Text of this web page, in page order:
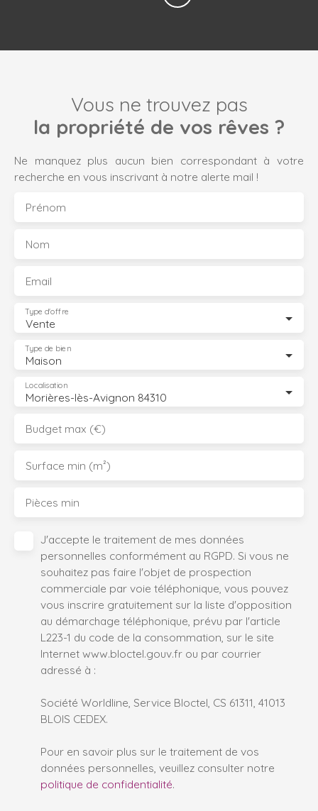
Vous ne trouvez pas
la propriété de vos rêves ?
Ne manquez plus aucun bien correspondant à votre
recherche en vous inscrivant à notre alerte mail !
Prénom
Nom
Email
Vente
Type d'offre
Maison
Type de bien
Morières-lès-Avignon 84310
Localisation
Budget max (€)
Surface min (m²)
Pièces min
J'accepte le traitement de mes données
personnelles conformément au RGPD. Si vous ne
souhaitez pas faire l'objet de prospection
commerciale par voie téléphonique, vous pouvez
vous inscrire gratuitement sur la liste d'opposition
au démarchage téléphonique, prévu par l'article
L223-1 du code de la consommation, sur le site
Internet www.bloctel.gouv.fr ou par courrier
adressé à :
Société Worldline, Service Bloctel, CS 61311, 41013
BLOIS CEDEX.
Pour en savoir plus sur le traitement de vos
données personnelles, veuillez consulter notre
politique de confidentialité.